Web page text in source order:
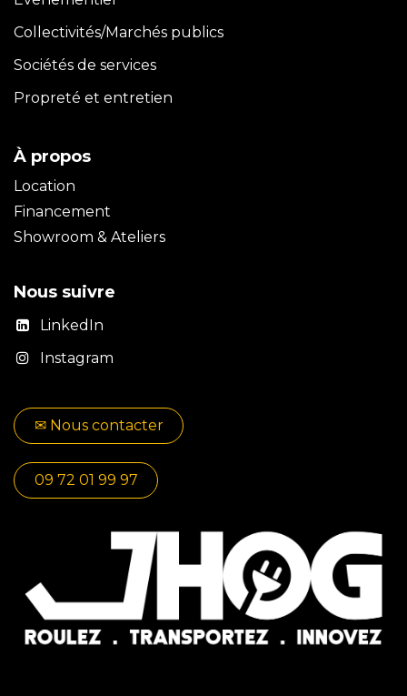
Collectivités/Marchés publics
Sociétés de services
Propreté et entretien
À propos
Location
Financement
Showroom & Ateliers
Nous suivre
LinkedIn
Instagram
✉​​ No​​​​us contacter
09 72 01 99 97